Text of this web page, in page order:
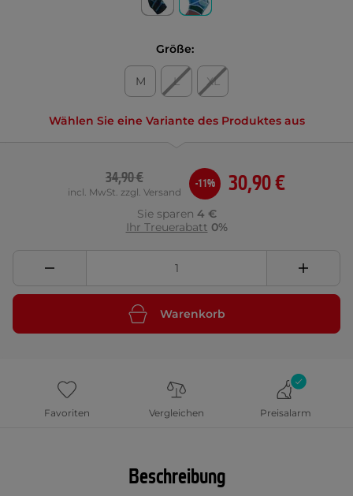
Größe:
M L XL
Wählen Sie eine Variante des Produktes aus
30,90 €
34,90 €
incl. MwSt. zzgl. Versand
-11%
Sie sparen 4 €
Ihr Treuerabatt 0%
Warenkorb
Favoriten Vergleichen Preisalarm
Beschreibung